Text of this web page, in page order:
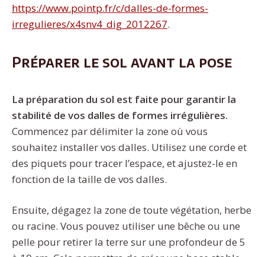
https://www.pointp.fr/c/dalles-de-formes-
irregulieres/x4snv4_dig_2012267.
Préparer le sol avant la pose
La préparation du sol est faite pour garantir la
stabilité de vos dalles de formes irrégulières.
Commencez par délimiter la zone où vous
souhaitez installer vos dalles. Utilisez une corde et
des piquets pour tracer l’espace, et ajustez-le en
fonction de la taille de vos dalles.
Ensuite, dégagez la zone de toute végétation, herbe
ou racine. Vous pouvez utiliser une bêche ou une
pelle pour retirer la terre sur une profondeur de 5